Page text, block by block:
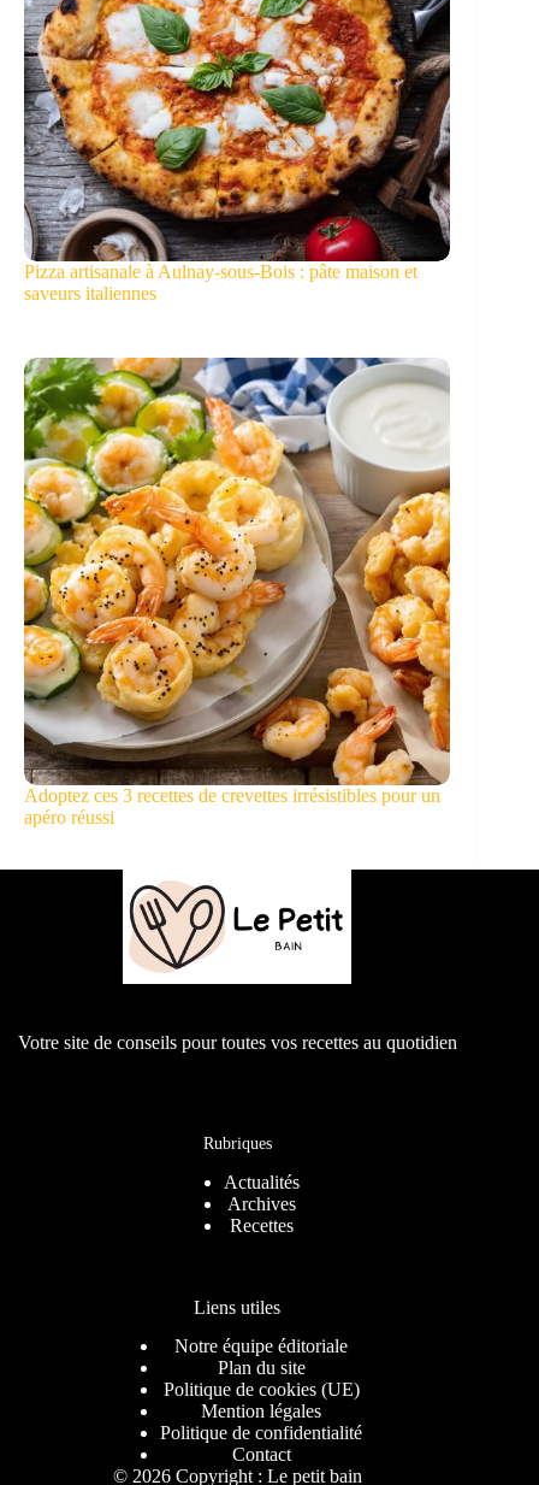
Pizza artisanale à Aulnay-sous-Bois : pâte maison et
saveurs italiennes
Adoptez ces 3 recettes de crevettes irrésistibles pour un
apéro réussi
Votre site de conseils pour toutes vos recettes au quotidien
Rubriques
Actualités
Archives
Recettes
Liens utiles
Notre équipe éditoriale
Plan du site
Politique de cookies (UE)
Mention légales
Politique de confidentialité
Contact
© 2026 Copyright : Le petit bain